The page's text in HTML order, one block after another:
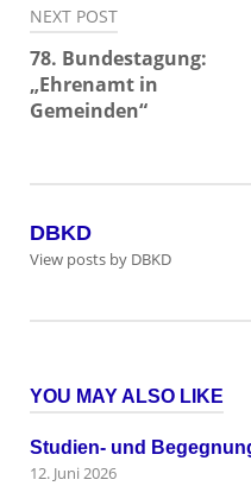
NEXT POST
78. Bundestagung:
„Ehrenamt in
Gemeinden“
DBKD
View posts by DBKD
YOU MAY ALSO LIKE
Studien- und
12. Juni 2026